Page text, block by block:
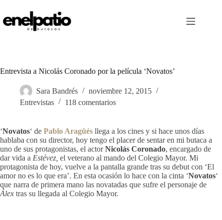
contenido
Entrevista a Nicolás Coronado por la película ‘Novatos’
Sara Bandrés
noviembre 12, 2015
Entrevistas
118 comentarios
‘Novatos‘ de Pablo Aragüés llega a los cines y si hace unos días
hablaba con su director, hoy tengo el placer de sentar en mi butaca a
uno de sus protagonistas, el actorNicolás Coronado, encargado de
dar vida a Estévez, el veterano al mando del Colegio Mayor. Mi
protagonista de hoy, vuelve a la pantalla grande tras su debut con ‘El
amor no es lo que era’. En esta ocasión lo hace con la cinta ‘Novatos‘
que narra de primera mano las novatadas que sufre el personaje de
Álex tras su llegada al Colegio Mayor.